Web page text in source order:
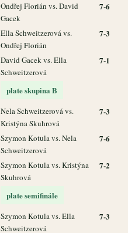
Ondřej Florián vs. David
Gacek
7-6
Ella Schweitzerová vs.
Ondřej Florián
7-3
David Gacek vs. Ella
Schweitzerová
7-1
plate skupina B
Nela Schweitzerová vs.
Kristýna Skuhrová
7-3
Szymon Kotula vs. Nela
Schweitzerová
7-6
Szymon Kotula vs. Kristýna
Skuhrová
7-2
plate semifinále
Szymon Kotula vs. Ella
Schweitzerová
7-3